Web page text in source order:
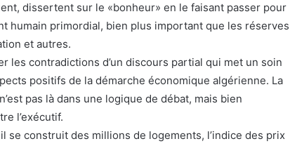
dissertent sur le «bonheur» en le faisant passer pour
humain primordial, bien plus important que les réserves
et autres.
les contradictions d’un discours partial qui met un soin
positifs de la démarche économique algérienne. La
pas là dans une logique de débat, mais bien
l’exécutif.
se construit des millions de logements, l’indice des prix